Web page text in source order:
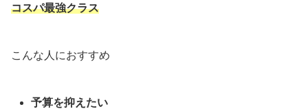
コスパ最強クラス
こんな人におすすめ
予算を抑えたい